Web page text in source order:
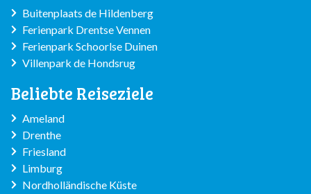
Buitenplaats de Hildenberg
Ferienpark Drentse Vennen
Ferienpark Schoorlse Duinen
Villenpark de Hondsrug
Beliebte Reiseziele
Ameland
Drenthe
Friesland
Limburg
Nordholländische Küste